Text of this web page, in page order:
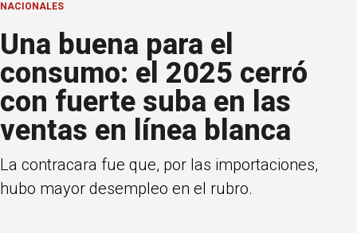
NACIONALES
Una buena para el
consumo: el 2025 cerró
con fuerte suba en las
ventas en línea blanca
La contracara fue que, por las importaciones,
hubo mayor desempleo en el rubro.